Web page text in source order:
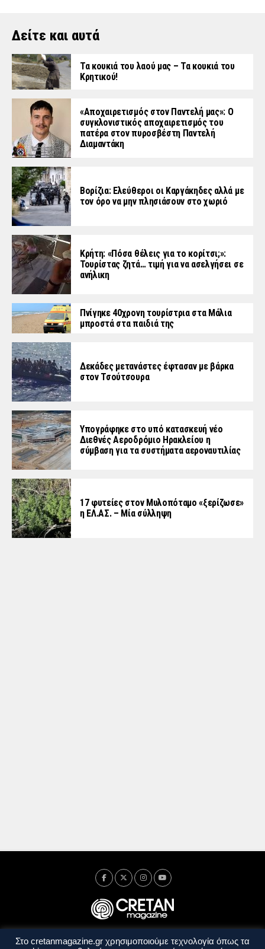
Δείτε και αυτά
Τα κουκιά του λαού μας – Τα κουκιά του
Κρητικού!
«Aποχαιρετισμός στον Παντελή μας»: Ο
συγκλονιστικός αποχαιρετισμός του
πατέρα στον πυροσβέστη Παντελή
Διαμαντάκη
Βορίζια: Ελεύθεροι οι Καργάκηδες αλλά με
τον όρο να μην πλησιάσουν στο χωριό
Κρήτη: «Πόσα θέλεις για το κορίτσι;»:
Τουρίστας ζητά… τιμή για να ασελγήσει σε
ανήλικη
Πνίγηκε 40χρονη τουρίστρια στα Μάλια
μπροστά στα παιδιά της
Δεκάδες μετανάστες έφτασαν με βάρκα
στον Τσούτσουρα
Υπογράφηκε στο υπό κατασκευή νέο
Διεθνές Αεροδρόμιο Ηρακλείου η
σύμβαση για τα συστήματα αεροναυτιλίας
17 φυτείες στον Μυλοπόταμο «ξερίζωσε»
η ΕΛ.ΑΣ. – Μία σύλληψη
Ταυτότητα Πολιτική Απορρήτου
Όροι Χρήσης
Στο cretanmagazine.gr χρησιμοποιούμε τεχνολογία όπως τα